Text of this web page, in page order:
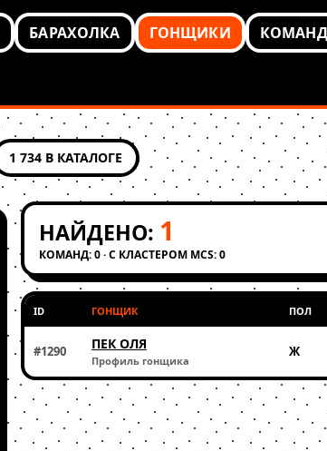
БАРАХОЛКА ГОНЩИКИ
1 734 В КАТАЛОГЕ
НАЙДЕНО: 1
КОМАНД: 0 · С КЛАСТЕРОМ MCS: 0
ID ГОНЩИК ПОЛ
#1290 ПЕК ОЛЯ
Профиль гонщика
Ж